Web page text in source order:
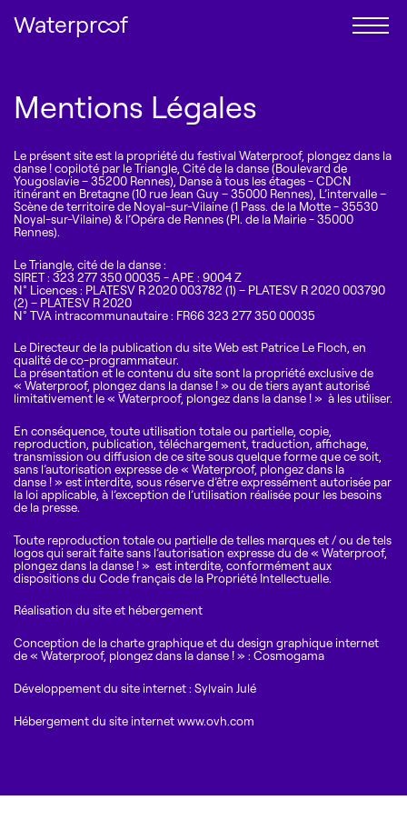
Waterproof
Le festival
Programmation
Billetterie
Accessibilité
Infos pratiques
Mentions Légales
Le présent site est la propriété du festival Waterproof, plongez dans la
danse ! copiloté par le Triangle, Cité de la danse (Boulevard de
Yougoslavie – 35200 Rennes), Danse à tous les étages - CDCN
itinérant en Bretagne (10 rue Jean Guy – 35000 Rennes), L’intervalle –
Scène de territoire de Noyal-sur-Vilaine (1 Pass. de la Motte - 35530
Noyal-sur-Vilaine) & l’Opéra de Rennes (Pl. de la Mairie - 35000
Rennes).
Le Triangle, cité de la danse :
SIRET : 323 277 350 00035 - APE : 9004 Z
N° Licences : PLATESV R 2020 003782 (1) – PLATESV R 2020 003790
(2) – PLATESV R 2020
N° TVA intracommunautaire : FR66 323 277 350 00035
Le Directeur de la publication du site Web est Patrice Le Floch, en
qualité de co-programmateur.
La présentation et le contenu du site sont la propriété exclusive de
« Waterproof, plongez dans la danse ! » ou de tiers ayant autorisé
limitativement le « Waterproof, plongez dans la danse ! » à les utiliser.
En conséquence, toute utilisation totale ou partielle, copie,
reproduction, publication, téléchargement, traduction, affichage,
transmission ou diffusion de ce site sous quelque forme que ce soit,
sans l’autorisation expresse de « Waterproof, plongez dans la
danse ! » est interdite, sous réserve d’être expressément autorisée par
la loi applicable, à l’exception de l’utilisation réalisée pour les besoins
de la presse.
Toute reproduction totale ou partielle de telles marques et / ou de tels
logos qui serait faite sans l’autorisation expresse du de « Waterproof,
plongez dans la danse ! » est interdite, conformément aux
dispositions du Code français de la Propriété Intellectuelle.
Réalisation du site et hébergement
Conception de la charte graphique et du design graphique internet
de « Waterproof, plongez dans la danse ! » : Cosmogama
Développement du site internet : Sylvain Julé
Hébergement du site internetwww.ovh.com